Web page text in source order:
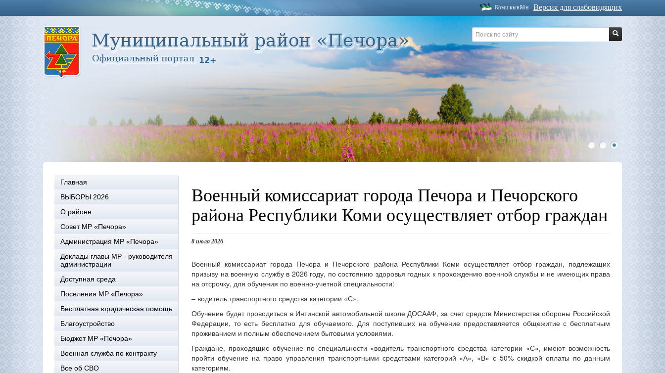
Версия для слабовидящих
Коми кывйöн
1 2 3
Главная
ВЫБОРЫ 2026
О районе
Совет МР «Печора»
Администрация МР «Печора»
Доклады главы МР - руководителя
администрации
Доступная среда
Поселения МР «Печора»
Бесплатная юридическая помощь
Благоустройство
Бюджет МР «Печора»
Военная служба по контракту
Все об СВО
Военный комиссариат города Печора и Печорского
района Республики Коми осуществляет отбор граждан
8 июля 2026
Военный комиссариат города Печора и Печорского района Республики Коми осуществляет отбор граждан, подлежащих
призыву на военную службу в 2026 году, по состоянию здоровья годных к прохождению военной службы и не имеющих права
на отсрочку, для обучения по военно-учетной специальности:
– водитель транспортного средства категории «С».
Обучение будет проводиться в Интинской автомобильной школе ДОСААФ, за счет средств Министерства обороны Российской
Федерации, то есть бесплатно для обучаемого. Для поступивших на обучение предоставляется общежитие с бесплатным
проживанием и полным обеспечением бытовыми условиями.
Граждане, проходящие обучение по специальности «водитель транспортного средства категории «С», имеют возможность
пройти обучение на право управления транспортными средствами категорий «А», «В» с 50% скидкой оплаты по данным
категориям.